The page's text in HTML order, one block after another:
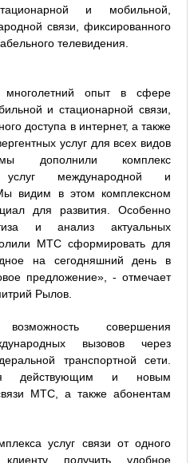
и мобильной,
связи, фиксированного
телевидения.
опыт в сфере
и стационарной связи,
доступа в интернет, а также
услуг для всех видов
дополнили комплекс
услуг международной и
видим в этом комплексном
для развития. Особенно
и анализ актуальных
МТС сформировать для
на сегодняшний день в
предложение», - отмечает
Рылов.
совершения
вызовов через
транспортной сети.
действующим и новым
МТС, а также абонентам
услуг связи от одного
получить удобное